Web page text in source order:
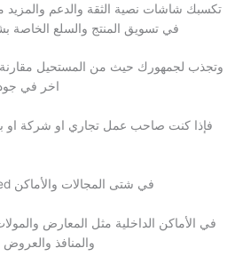
تكسبك شاشات نصية الثقة والدعم والمزيد
في تسويق المنتج والسلع
وتجذب لجمهورك حيث من المستحيل
اخر في
فإذا كنت صاحب عمل تجاري او شركة او
تستخدم الشاشات النصية led في شتى المجالات والأماكن
في الأماكن الداخلية مثل المعارض
والمنافذ